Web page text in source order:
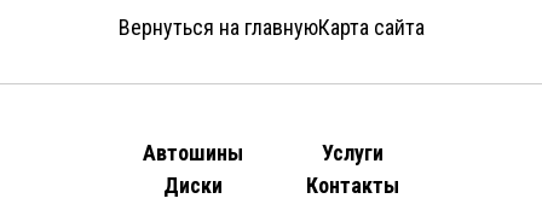
Вернуться на главнуюКарта сайта
Автошины
Диски
Услуги
Контакты